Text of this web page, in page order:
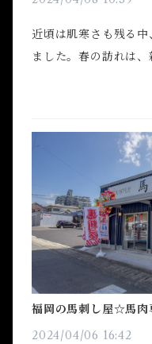
近頃は肌寒さも残る
ました。春の訪れは
す。自然が目覚め、
福岡の馬刺し屋☆馬肉
2024/04/06 16:42